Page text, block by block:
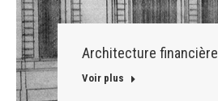
Architecture financière
Voir plus